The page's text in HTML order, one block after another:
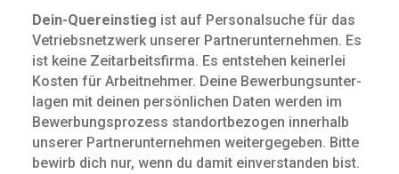
Dein-Quereinstieg ist auf Personalsuche für das
Vetriebsnetzwerk unserer Partnerunternehmen. Es
ist keine Zeit­arbeits­firma. Es entstehen keinerlei
Kosten für Arbeit­nehmer. Deine Bewerbungs­unter­
lagen mit deinen persön­lichen Daten werden im
Bewerbungs­prozess standort­bezogen innerhalb
unserer Partnerunternehmen weitergegeben. Bitte
bewirb dich nur, wenn du damit ein­verstanden bist.